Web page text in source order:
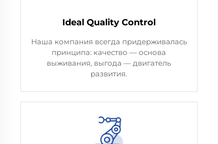
Ideal Quality Control
Наша компания всегда придерживалась
принципа: качество — основа
выживания, выгода — двигатель
развития.